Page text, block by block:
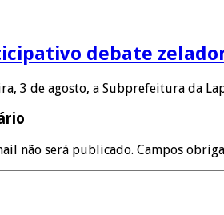
debate
3 de agosto, a Subprefeitura da
não será publicado. Campos